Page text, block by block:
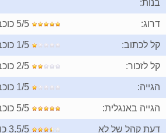
בנות:
דרוג:
קל לכתוב:
קל לזכור:
הגייה:
הגייה באנגלית:
דעת קהל של לא